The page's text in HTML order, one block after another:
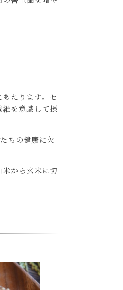
たります。セ
を意識して摂
ちの健康に欠
から玄米に切